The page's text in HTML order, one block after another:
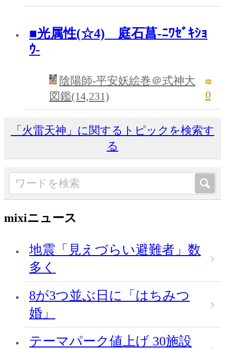
■光属性(☆4) 庭石菖-ﾆﾜｾﾞｷｼｮ
ｳ-
陰陽師‐平安妖絵巻＠式神大
図鑑(14,231)
0
「火雷天神」に関するトピックを検索す
る
mixiニュース
地震「見えづらい避難者」数
多く
8が3つ並ぶ日に「はちみつ
婚」
テーマパーク値上げ 30施設